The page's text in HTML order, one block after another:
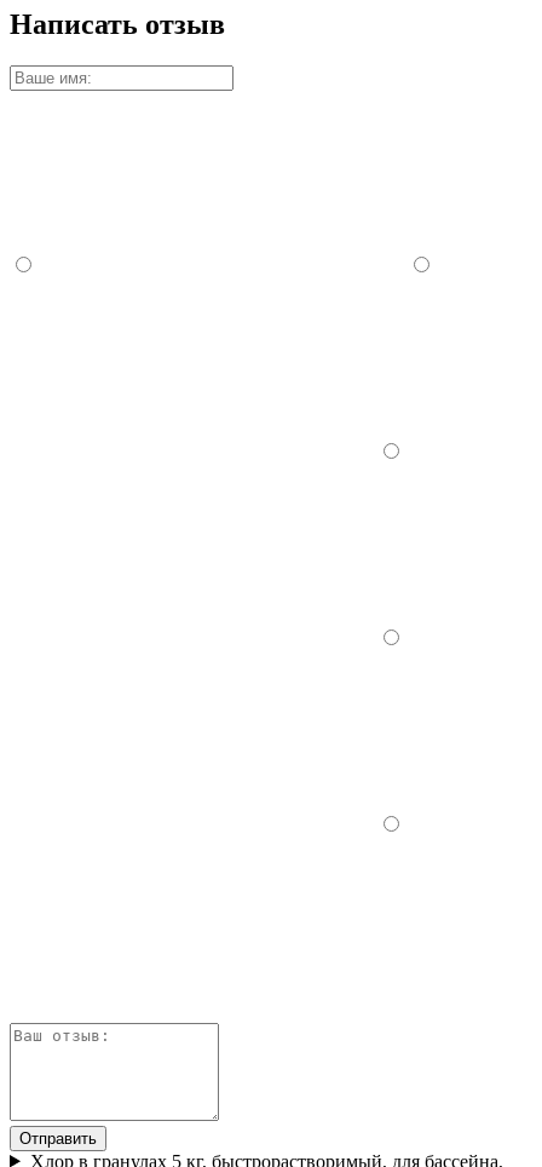
Написать отзыв
Отправить
Хлор в гранулах 5 кг, быстрорастворимый, для бассейна,